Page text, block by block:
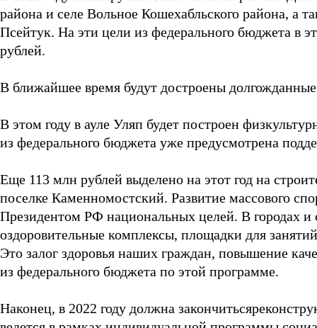
района и селе Вольное Кошехабльского района, а
Псейтук. На эти цели из федерального бюджета в
рублей.
В ближайшее время будут достроены
В этом году в ауле Уляп будет построен
из федерального бюджета уже предусмотрена
Еще 113 млн рублей выделено на этот год на
поселке Каменномостский. Развитие массового
Президентом РФ национальных целей. В городах и
оздоровительные комплексы, площадки для
Это залог здоровья наших граждан, повышение
из федерального бюджета по этой программе.
Наконец, в 2022 году должна